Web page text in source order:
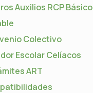
Auxilios RCP Básico
Colectivo
Escolar Celíacos
ART